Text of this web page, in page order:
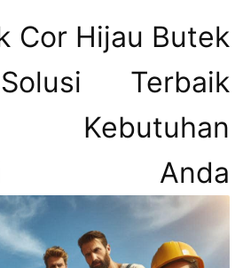
Cor Hijau Butek
Terbaik
Anda